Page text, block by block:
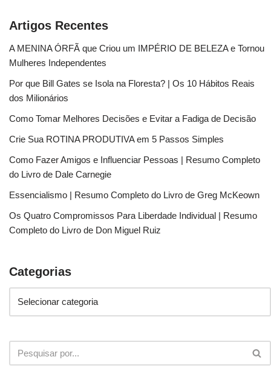
Artigos Recentes
A MENINA ÓRFÃ que Criou um IMPÉRIO DE BELEZA e Tornou
Mulheres Independentes
Por que Bill Gates se Isola na Floresta? | Os 10 Hábitos Reais
dos Milionários
Como Tomar Melhores Decisões e Evitar a Fadiga de Decisão
Crie Sua ROTINA PRODUTIVA em 5 Passos Simples
Como Fazer Amigos e Influenciar Pessoas | Resumo Completo
do Livro de Dale Carnegie
Essencialismo | Resumo Completo do Livro de Greg McKeown
Os Quatro Compromissos Para Liberdade Individual | Resumo
Completo do Livro de Don Miguel Ruiz
Categorias